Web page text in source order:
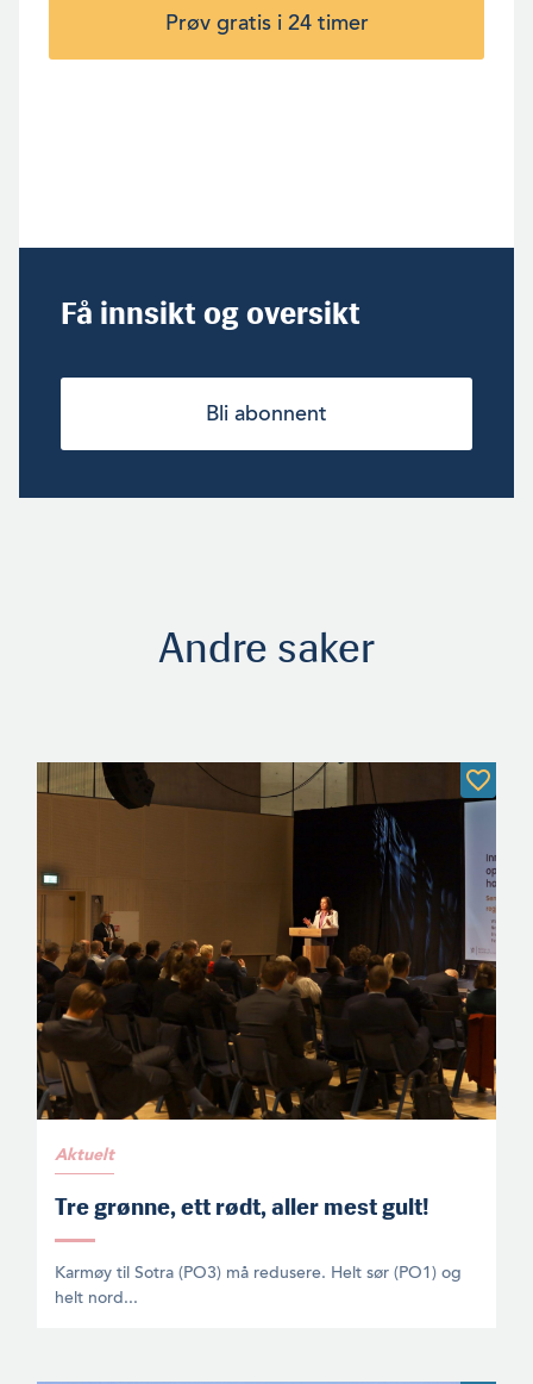
Prøv gratis i 24 timer
Få innsikt og oversikt
Bli abonnent
Andre saker
Aktuelt
Tre grønne, ett rødt, aller mest gult!
Karmøy til Sotra (PO3) må redusere. Helt sør (PO1) og
helt nord...